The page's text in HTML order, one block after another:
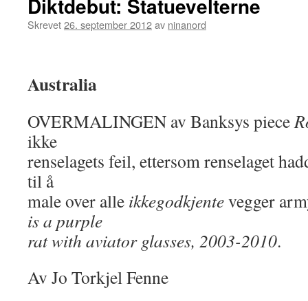
Diktdebut: Statuevelterne
Skrevet26. september 2012av ninanord
Australia
OVERMALINGEN av Banksys piece
ikke
renselagets feil, ettersom renselaget
til å
male over alle ikkegodkjentevegger
is a purple
rat with aviator glasses, 2003-2010.
Av Jo Torkjel Fenne